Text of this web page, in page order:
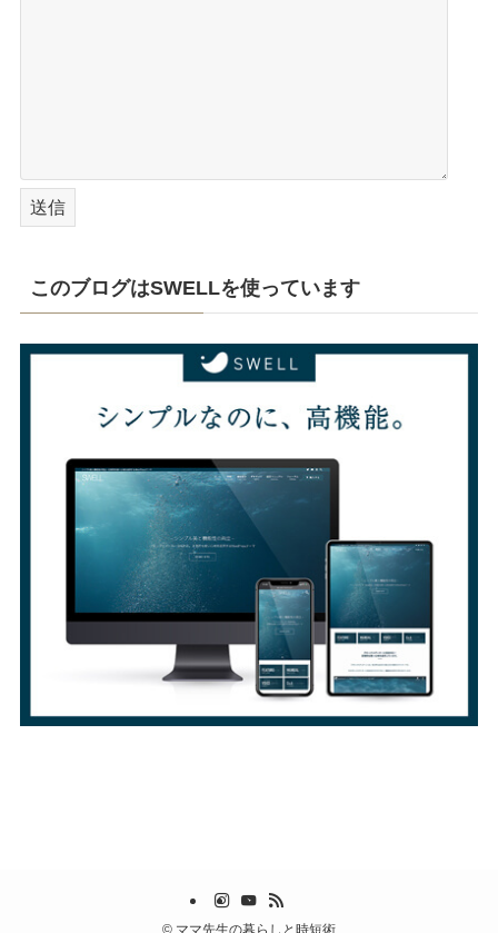
このブログはSWELLを使っています
© ママ先生の暮らしと時短術